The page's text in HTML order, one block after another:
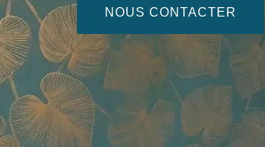
NOUS CONTACTER